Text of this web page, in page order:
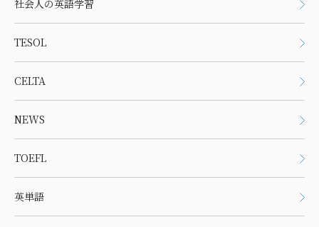
社会人の英語学習
TESOL
CELTA
NEWS
TOEFL
英単語